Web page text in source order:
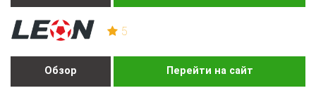
5
Обзор Перейти на сайт